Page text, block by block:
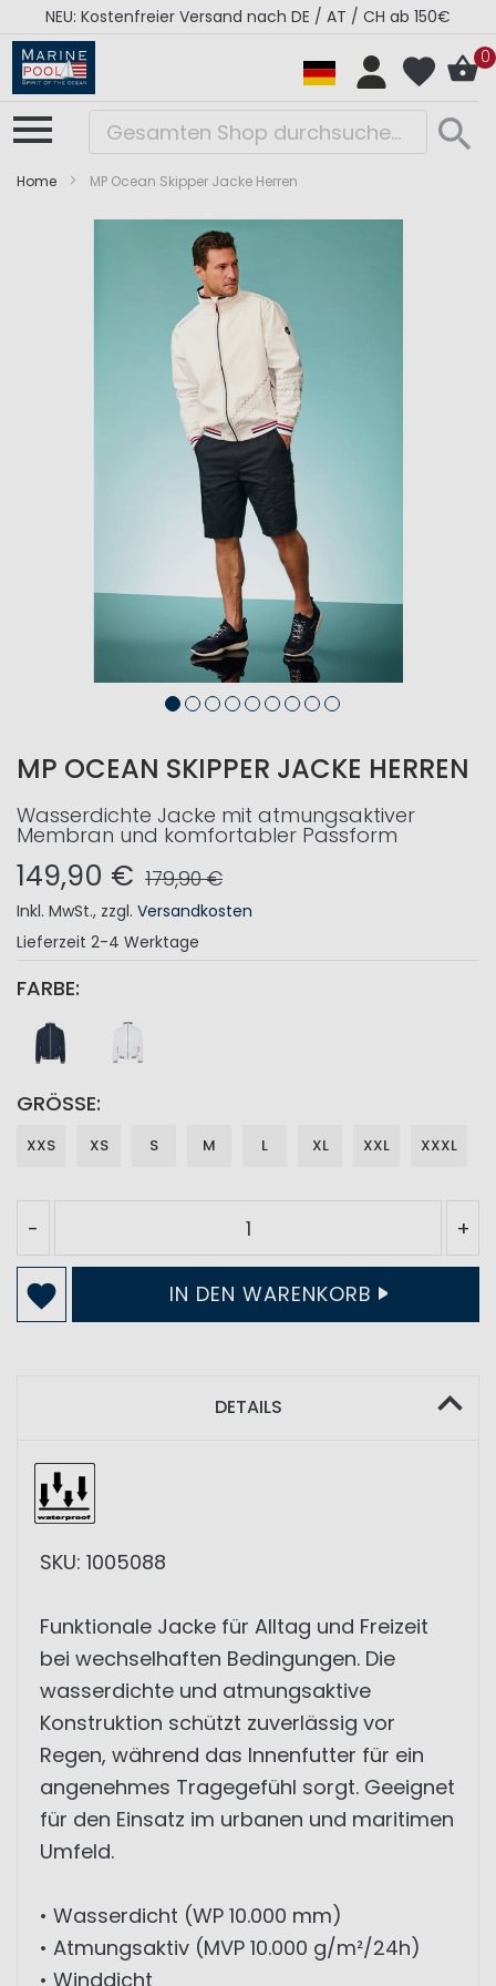
NEU: Kostenfreier Versand nach DE / AT / CH ab 150€
0
Home MP Ocean Skipper Jacke Herren
MP OCEAN SKIPPER JACKE HERREN
Wasserdichte Jacke mit atmungsaktiver
Membran und komfortabler Passform
149,90 € 179,90 €
Inkl. MwSt., zzgl. Versandkosten
Lieferzeit 2-4 Werktage
FARBE
GRÖSSE
XXS XS S M L XL XXL XXXL
- +
IN DEN WARENKORB
DETAILS
SKU: 1005088
Funktionale Jacke für Alltag und Freizeit
bei wechselhaften Bedingungen. Die
wasserdichte und atmungsaktive
Konstruktion schützt zuverlässig vor
Regen, während das Innenfutter für ein
angenehmes Tragegefühl sorgt. Geeignet
für den Einsatz im urbanen und maritimen
Umfeld.
• Wasserdicht (WP 10.000 mm)
• Atmungsaktiv (MVP 10.000 g/m²/24h)
• Winddicht